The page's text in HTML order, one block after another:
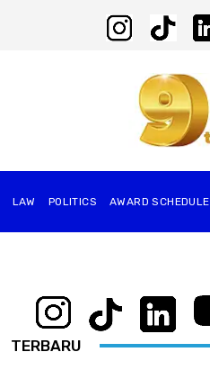
⁠LAW POLITICS AWARD SCHEDULE
TERBARU